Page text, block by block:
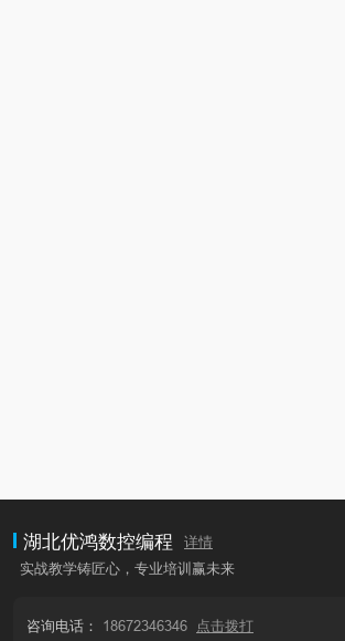
湖北优鸿数控编程
详情
实战教学铸匠心，专业培训赢未来
咨询电话： 18672346346
点击拨打